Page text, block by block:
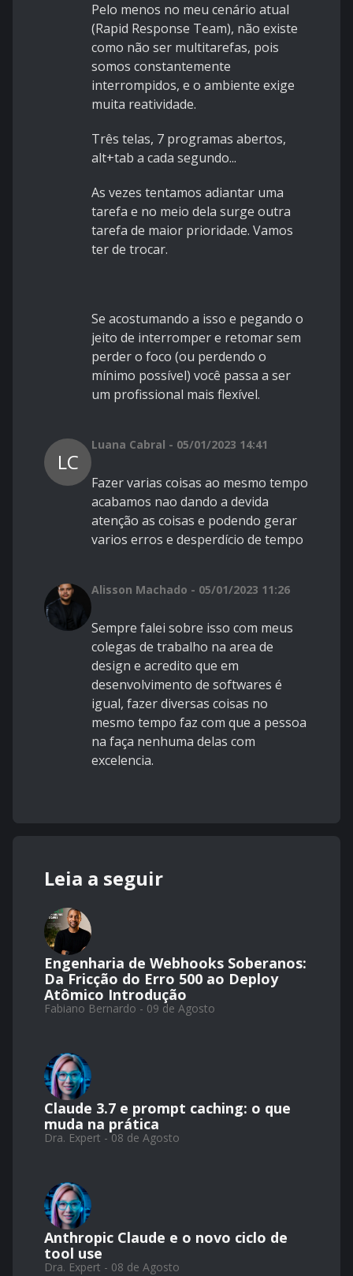
Pelo menos no meu cenário atual
(Rapid Response Team), não existe
como não ser multitarefas, pois
somos constantemente
interrompidos, e o ambiente exige
muita reatividade.
Três telas, 7 programas abertos,
alt+tab a cada segundo...
As vezes tentamos adiantar uma
tarefa e no meio dela surge outra
tarefa de maior prioridade. Vamos
ter de trocar.
Se acostumando a isso e pegando o
jeito de interromper e retomar sem
perder o foco (ou perdendo o
mínimo possível) você passa a ser
um profissional mais flexível.
LC
Luana Cabral - 05/01/2023 14:41
Fazer varias coisas ao mesmo tempo
acabamos nao dando a devida
atenção as coisas e podendo gerar
varios erros e desperdício de tempo
Alisson Machado - 05/01/2023 11:26
Sempre falei sobre isso com meus
colegas de trabalho na area de
design e acredito que em
desenvolvimento de softwares é
igual, fazer diversas coisas no
mesmo tempo faz com que a pessoa
na faça nenhuma delas com
excelencia.
Leia a seguir
Engenharia de Webhooks Soberanos:
Da Fricção do Erro 500 ao Deploy
Atômico Introdução
Fabiano Bernardo - 09 de Agosto
Claude 3.7 e prompt caching: o que
muda na prática
Dra. Expert - 08 de Agosto
Anthropic Claude e o novo ciclo de
tool use
Dra. Expert - 08 de Agosto